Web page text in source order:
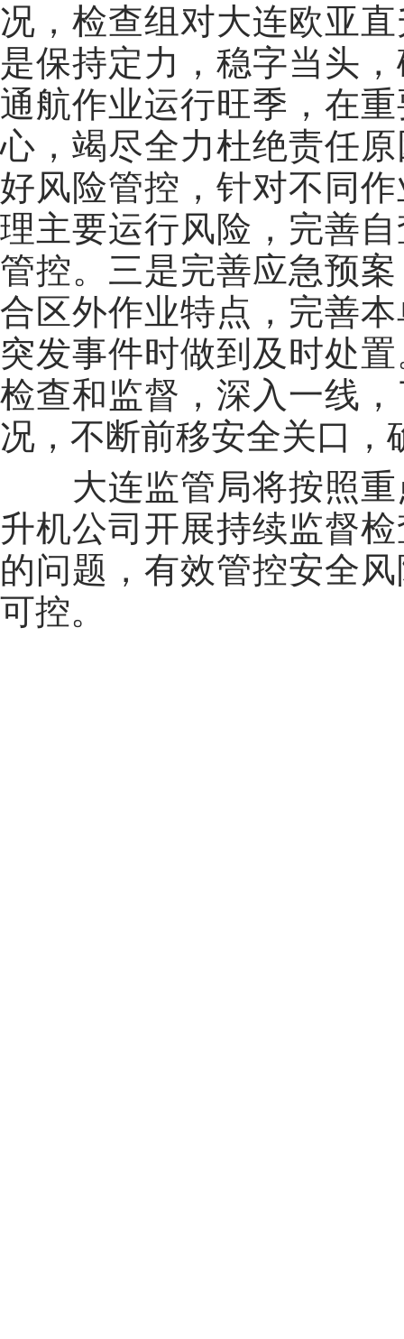
况，检查组对大连欧亚
是保持定力，稳字当头
通航作业运行旺季，在
心，竭尽全力杜绝责任
好风险管控，针对不同
理主要运行风险，完善
管控。三是完善应急预
合区外作业特点，完善
突发事件时做到及时处
检查和监督，深入一线
况，不断前移安全关口，
大连监管局将按照重
升机公司开展持续监督
的问题，有效管控安全
可控。